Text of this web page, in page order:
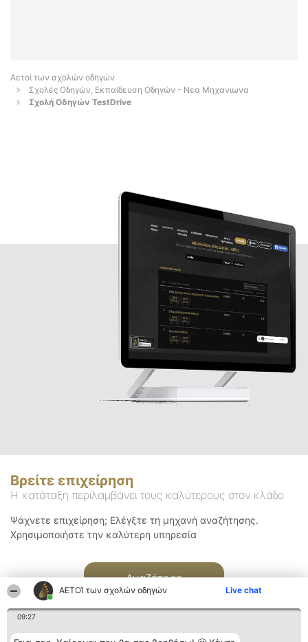
ΑΕΤΟΊ των σχολών οδηγών Live chat
09:27
Αετοί των σχολών οδηγών
Σχολές Οδηγών, Εκπαίδευση Οδηγών - Νεα Μηχανιωνα
Σχολή Οδηγών TestDrive
Βρείτε επιχείρηση
Η κατάταξη περιλαμβάνει τους καλύτερους στον κλάδο
Ψάχνετε επιχείρηση; Ελέγξτε τη μηχανή αναζήτησης.
Χρησιμοποιήστε την καλύτερη υπηρεσία
Αναζήτηση